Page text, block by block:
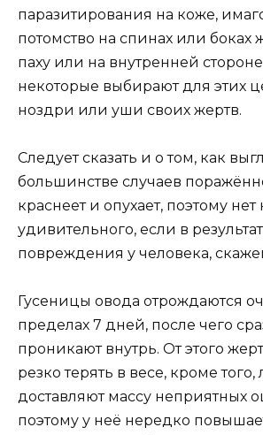
паразитирования на коже,
потомство на спинах или боках
паху или на внутренней
некоторые выбирают для этих
ноздри или уши своих жертв.
Следует сказать и о том, как
большинстве случаев
краснеет и опухает, поэтому нет
удивительного, если в
повреждения у человека,
Гусеницы овода отрождаются
пределах 7 дней, после чего
проникают внутрь. От этого
резко терять в весе, кроме
доставляют массу неприятных
поэтому у неё нередко